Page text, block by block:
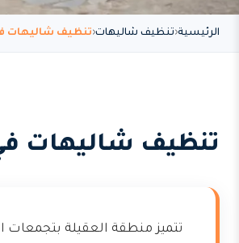
الرئيسية تنظيف شاليهات تنظيف شاليهات
تنظيف شاليهات
تتميز منطقة العقيلة بتجمعات